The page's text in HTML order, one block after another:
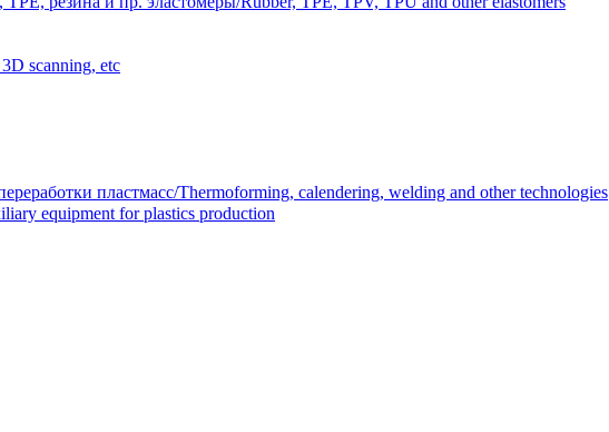
scanning, etc
пластмасс/Thermoforming, calendering, welding and other technologies
equipment for plastics production